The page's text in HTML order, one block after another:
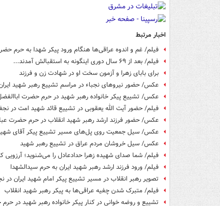
اخبار مرتبط
فیلم/ غم و اندوه عراقی‌ها هنگام ورود پیکر شهدا به حرم
فیلم/ بعد از ۶۹ سال دوری اینگونه به استقبالش آمدند...
برای بابای زهرا و آزمون سخت او در شهادت زن و فرزند
عکس/ حضور نیروهای نجباء در مراسم تشییع رهبر شهید
عکس/ تشییع پیکر خانواده رهبر شهید در حرم حضرت
فیلم/ حضور آیت الله یعقوبی در تشییع قائد شهید امت در
عکس/ حضور فرزند ارشد رهبر شهید انقلاب در حرم حضرت
عکس/ سیل جمعیت روی پل‌های مسیر تشییع پیکر آقای
عکس/ سیل خروشان مردم عراق در تشییع رهبر شهید
فیلم/ شما صدای شهیده زهرا حدادعادل را می‌شنوید؛ آرزویی
فیلم/ ورود فرزند ارشد رهبر شهید ایران به حرم سیدالشهدا
تصویر رهبر انقلاب در مسیر تشییع پیکر امام شهید ایران در
فیلم/ متبرک شدن چفیه عراقی‌ها به پیکر رهبر شهید انقلاب
تشییع و روضه خوانی در کنار پیکر خانواده رهبر شهید در